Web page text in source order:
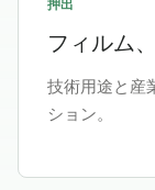
押出
フィルム
技術用途と産
ション。